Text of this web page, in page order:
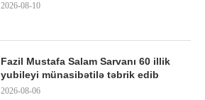
2026-08-10
Fazil Mustafa Salam Sarvanı 60 illik
yubileyi münasibətilə təbrik edib
2026-08-06